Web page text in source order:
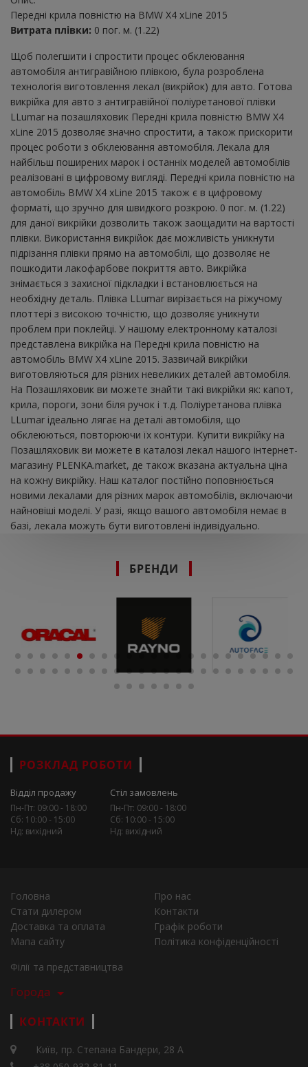
Передні крила повністю на BMW X4 xLine 2015
Витрата плівки: 0 пог. м. (1.22)
Щоб полегшити і спростити процес обклеювання
автомобіля антигравійною плівкою, була розроблена
технологія виготовлення лекал (викрійок) для авто. Готова
викрійка для авто з антигравійної поліуретанової плівки
LLumar на позашляховик Передні крила повністю BMW X4
xLine 2015 дозволяє значно спростити, а також прискорити
процес роботи з обклеювання автомобіля. Лекала для
найбільш поширених марок і останніх моделей автомобілів
реалізовані в цифровому вигляді. Передні крила повністю на
автомобіль BMW X4 xLine 2015 також є в цифровому
форматі, що зручно для швидкого розкрою. 0 пог. м. (1.22)
для даної викрійки дозволить також заощадити на вартості
плівки. Використання викрійок дає можливість уникнути
підрізання плівки прямо на автомобілі, що дозволяє не
пошкодити лакофарбове покриття авто. Викрійка
знімається з захисної підкладки і встановлюється на
необхідну деталь. Плівка LLumar вирізається на ріжучому
плоттері з високою точністю, що дозволяє уникнути
проблем при поклейці. У нашому електронному каталозі
представлена ​​викрійка на Передні крила повністю на
автомобіль BMW X4 xLine 2015. Зазвичай викрійки
виготовляються для різних невеликих деталей автомобіля.
На Позашляховик ви можете знайти такі викрійки як: капот,
крила, пороги, зони біля ручок і т.д. Поліуретанова плівка
LLumar ідеально лягає на деталі автомобіля, що
обклеюються, повторюючи їх контури. Купити викрійку на
Позашляховик ви можете в каталозі лекал нашого інтернет-
магазину PLENKA.market, де також вказана актуальна ціна
на кожну викрійку. Наш каталог постійно поповнюється
новими лекалами для різних марок автомобілів, включаючи
найновіші моделі. У разі, якщо вашого автомобіля немає в
базі, лекала можуть бути виготовлені індивідуально.
БРЕНДИ
РОЗКЛАД РОБОТИ
Відділ продажу
Пн-Пт: 09:00 - 18:00
Сб: 10:00 - 15:00
Нд: вихідний
Стіл замовлень
Пн-Пт: 09:00 - 18:00
Сб: 10:00 - 15:00
Нд: вихідний
Головна
Про нас
Стати дилером
Контакти
Доставка та оплата
Графік роботи
Мапа сайту
Політика конфіденційності
Філії та представництва
Города
КОНТАКТИ
Київ, пр. Степана Бандери, 28 А